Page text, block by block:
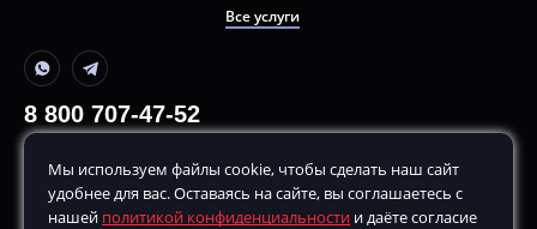
Все услуги
8 800 707-47-52
+7 499 380-70-80
По будням, с 10:00 до
hello@remarketing.bz
Мы используем файлы cookie, чтобы сделать наш сайт
удобнее для вас. Оставаясь на сайте, вы соглашаетесь с
нашей политикой конфиденциальности и даёте согласие